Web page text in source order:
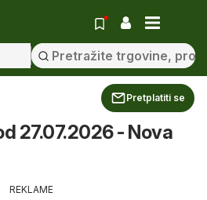
Pretplatiti se
27.07.2026 - Nova
REKLAME